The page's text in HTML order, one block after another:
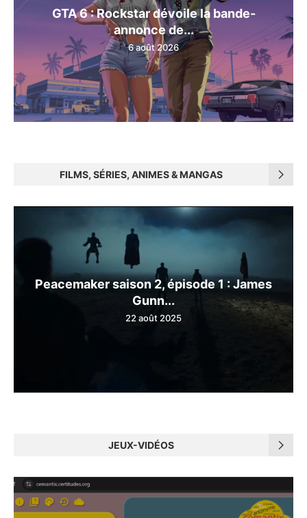
GTA 6 : Rockstar dévoile la bande-
annonce de...
6 août 2026
FILMS, SÉRIES, ANIMES & MANGAS
Peacemaker saison 2, épisode 1 : James
Gunn...
22 août 2025
JEUX-VIDÉOS